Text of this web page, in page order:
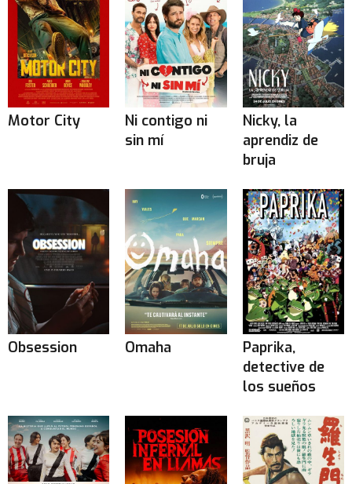
Motor City
Ni contigo ni
sin mí
Nicky, la
aprendiz de
bruja
Obsession Omaha
Paprika,
detective de
los sueños